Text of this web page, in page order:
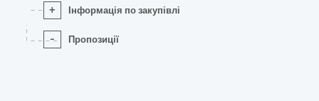
+ Інформація по закупівлі
- Пропозиції